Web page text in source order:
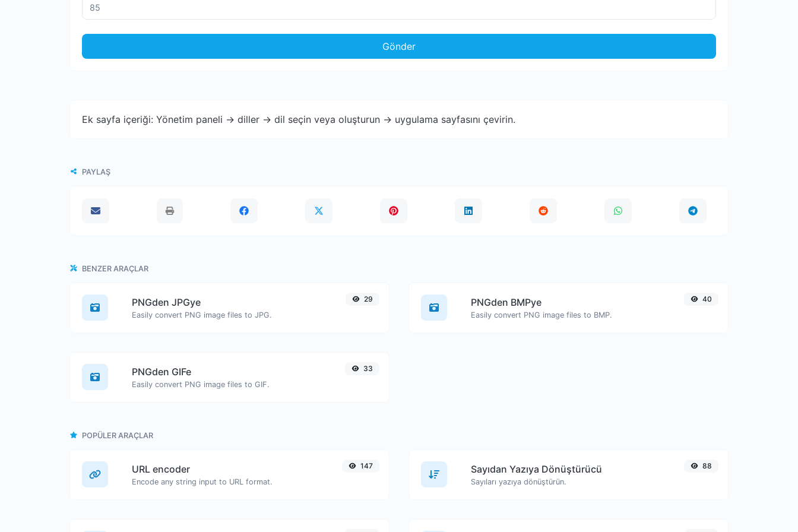
Gönder
Ek sayfa içeriği: Yönetim paneli -> diller -> dil seçin veya oluşturun -> uygulama sayfasını çevirin.
PAYLAŞ
BENZER ARAÇLAR
PNGden JPGye
Easily convert PNG image files to JPG.
29 PNGden BMPye
Easily convert PNG image files to BMP.
40
PNGden GIFe
Easily convert PNG image files to GIF.
33
POPÜLER ARAÇLAR
URL encoder
Encode any string input to URL format.
147 Sayıdan Yazıya Dönüştürücü
Sayıları yazıya dönüştürün.
88